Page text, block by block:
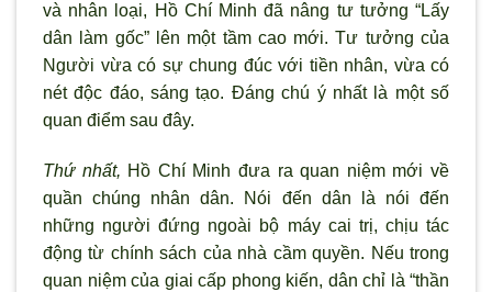
và nhân loại, Hồ Chí Minh đã nâng tư tưởng “Lấy
dân làm gốc” lên một tầm cao mới. Tư tưởng của
Người vừa có sự chung đúc với tiền nhân, vừa có
nét độc đáo, sáng tạo. Đáng chú ý nhất là một số
quan điểm sau đây.
Thứ nhất, Hồ Chí Minh đưa ra quan niệm mới về
quần chúng nhân dân. Nói đến dân là nói đến
những người đứng ngoài bộ máy cai trị, chịu tác
động từ chính sách của nhà cầm quyền. Nếu trong
quan niệm của giai cấp phong kiến, dân chỉ là “thần